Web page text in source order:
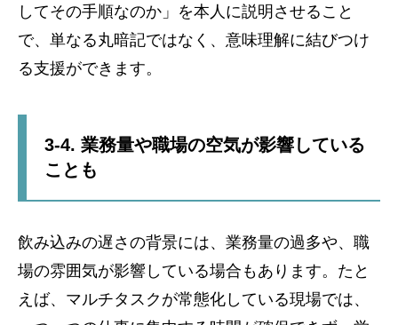
してその手順なのか」を本人に説明させること
で、単なる丸暗記ではなく、意味理解に結びつけ
る支援ができます。
3-4. 業務量や職場の空気が影響している
ことも
飲み込みの遅さの背景には、業務量の過多や、職
場の雰囲気が影響している場合もあります。たと
えば、マルチタスクが常態化している現場では、